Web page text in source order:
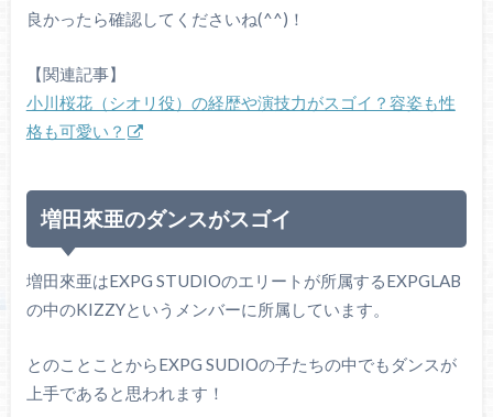
良かったら確認してくださいね(^^)！
【関連記事】
小川桜花（シオリ役）の経歴や演技力がスゴイ？容姿も性
格も可愛い？
増田來亜のダンスがスゴイ
増田來亜はEXPG STUDIOのエリートが所属するEXPGLAB
の中のKIZZYというメンバーに所属しています。
とのことことからEXPG SUDIOの子たちの中でもダンスが
上手であると思われます！